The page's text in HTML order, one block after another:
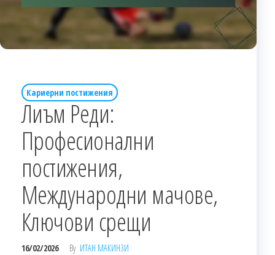
Кариерни постижения
Лиъм Реди:
Професионални
постижения,
Международни мачове,
Ключови срещи
16/02/2026 By ИТАН МАКИНЗИ